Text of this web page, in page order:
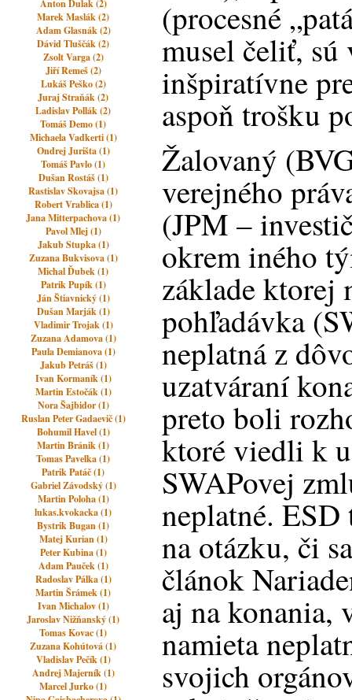
Anton Dulak (2)
Marek Maslák (2)
Adam Glasnák (2)
Dávid Tluščák (2)
Zsolt Varga (2)
Jiří Remeš (2)
Lukáš Peško (2)
Juraj Straňák (2)
Ladislav Pollák (2)
Tomáš Demo (1)
Michaela Vadkerti (1)
Ondrej Jurišta (1)
Tomáš Pavlo (1)
Dušan Rostáš (1)
Rastislav Skovajsa (1)
Robert Vrablica (1)
Jana Mitterpachova (1)
Pavol Mlej (1)
Jakub Stupka (1)
Zuzana Bukvisova (1)
Michal Ďubek (1)
Patrik Pupík (1)
Ján Štiavnický (1)
Dušan Marják (1)
Vladimir Trojak (1)
Zuzana Adamova (1)
Paula Demianova (1)
Jakub Petráš (1)
Ivan Kormaník (1)
Martin Estočák (1)
Nora Šajbidor (1)
Ruslan Peter Gadaevič (1)
Bohumil Havel (1)
Martin Bránik (1)
Tomas Pavelka (1)
Patrik Patáč (1)
Gabriel Závodský (1)
Martin Poloha (1)
lukas.kvokacka (1)
Bystrik Bugan (1)
Matej Kurian (1)
Peter Kubina (1)
Adam Pauček (1)
Radoslav Pálka (1)
Martin Šrámek (1)
Ivan Michalov (1)
Jaroslav Nižňanský (1)
Tomas Kovac (1)
Zuzana Kohútová (1)
Vladislav Pečík (1)
Andrej Majerník (1)
Marcel Jurko (1)
(procesné
musel čeliť,
inšpiratívne
aspoň trošku
Žalovaný
verejného
(JPM –
okrem iného
základe ktorej
pohľadávka
neplatná z
uzatváraní
preto boli
ktoré viedli k
SWAPovej
neplatné.
na otázku, či
článok
aj na konania,
namieta
svojich